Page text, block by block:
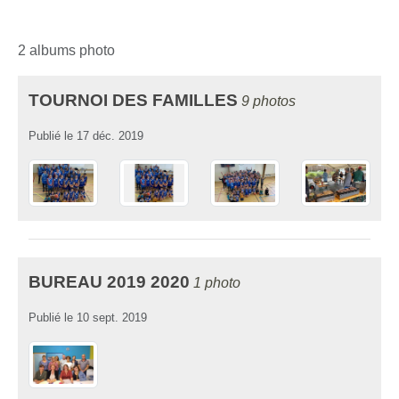
2 albums photo
TOURNOI DES FAMILLES 9 photos
Publié le 17 déc. 2019
BUREAU 2019 2020 1 photo
Publié le 10 sept. 2019